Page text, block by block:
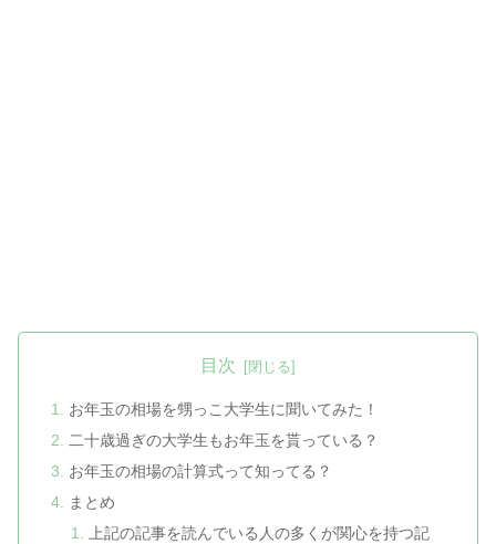
目次
お年玉の相場を甥っこ大学生に聞いてみた！
二十歳過ぎの大学生もお年玉を貰っている？
お年玉の相場の計算式って知ってる？
まとめ
上記の記事を読んでいる人の多くが関心を持つ記